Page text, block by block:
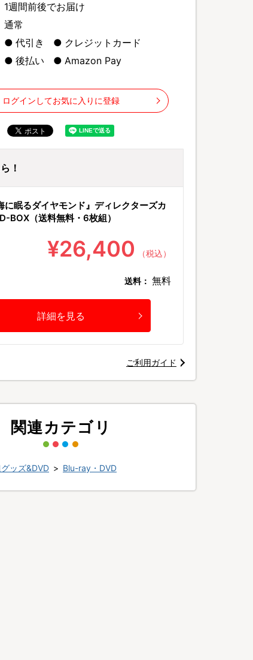
1週間前後でお届け
通常
代引き
クレジットカード
後払い
Amazon Pay
ログインしてお気に入りに登録
！
に眠るダイヤモンド』ディレクターズカ
BOX（送料無料・6枚組）
¥26,400 （税込）
送料： 無料
詳細を見る
ご利用ガイド
関連カテゴリ
ッズ&DVD > Blu-ray・DVD